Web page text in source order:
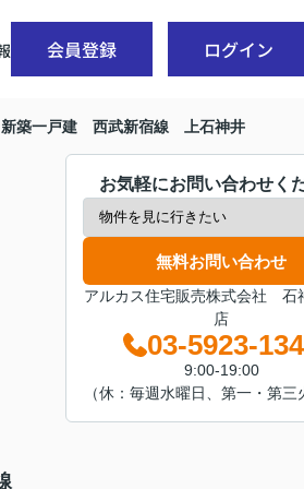
会員登録 ログイン
築一戸建 西武新宿線 上石神井
お気軽にお問い合わせく
無料お問い合わせ
アルカス住宅販売株式会社 石
店
03-5923-
9:00-19:00
（休：毎週水曜日、第一・第三